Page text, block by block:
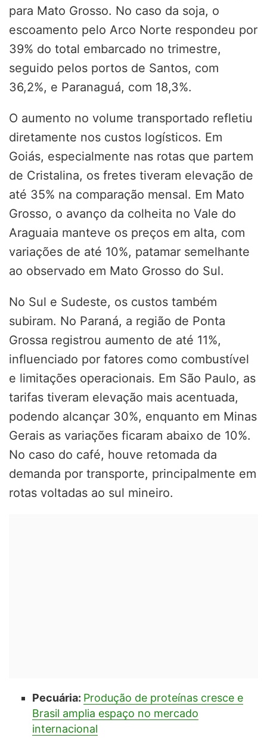
para Mato Grosso. No caso da soja, o
escoamento pelo Arco Norte respondeu por
39% do total embarcado no trimestre,
seguido pelos portos de Santos, com
36,2%, e Paranaguá, com 18,3%.
O aumento no volume transportado refletiu
diretamente nos custos logísticos. Em
Goiás, especialmente nas rotas que partem
de Cristalina, os fretes tiveram elevação de
até 35% na comparação mensal. Em Mato
Grosso, o avanço da colheita no Vale do
Araguaia manteve os preços em alta, com
variações de até 10%, patamar semelhante
ao observado em Mato Grosso do Sul.
No Sul e Sudeste, os custos também
subiram. No Paraná, a região de Ponta
Grossa registrou aumento de até 11%,
influenciado por fatores como combustível
e limitações operacionais. Em São Paulo, as
tarifas tiveram elevação mais acentuada,
podendo alcançar 30%, enquanto em Minas
Gerais as variações ficaram abaixo de 10%.
No caso do café, houve retomada da
demanda por transporte, principalmente em
rotas voltadas ao sul mineiro.
Pecuária: Produção de proteínas cresce e
Brasil amplia espaço no mercado
internacional